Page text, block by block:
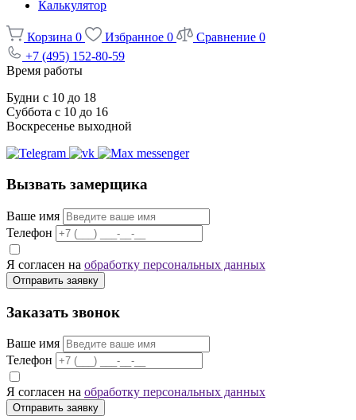
Калькулятор
Корзина 0 Избранное 0 Сравнение 0
+7 (495) 152-80-59
Время работы
Будни с 10 до 18
Суббота с 10 до 16
Воскресенье выходной
Вызвать замерщика
Ваше имя
Телефон
Я согласен на обработку персональных данных
Отправить заявку
Заказать звонок
Ваше имя
Телефон
Я согласен на обработку персональных данных
Отправить заявку